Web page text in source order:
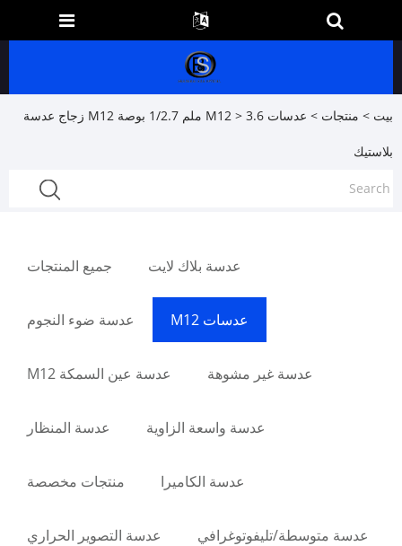
بيت > منتجات > عدسات M12 > 3.6 ملم 1/2.7 بوصة M12 زجاج عدسة
بلاستيك
جميع المنتجات عدسة بلاك لايت
عدسة ضوء النجوم عدسات M12
عدسة عين السمكة M12 عدسة غير مشوهة
عدسة المنظار عدسة واسعة الزاوية
منتجات مخصصة عدسة الكاميرا
عدسة التصوير الحراري عدسة متوسطة/تليفوتوغرافي